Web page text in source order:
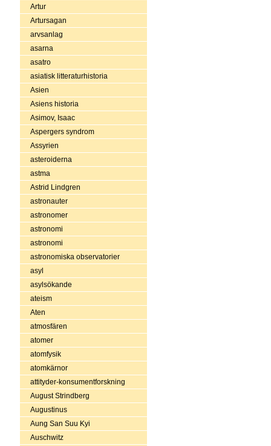
Artur
Artursagan
arvsanlag
asarna
asatro
asiatisk litteraturhistoria
Asien
Asiens historia
Asimov, Isaac
Aspergers syndrom
Assyrien
asteroiderna
astma
Astrid Lindgren
astronauter
astronomer
astronomi
astronomi
astronomiska observatorier
asyl
asylsökande
ateism
Aten
atmosfären
atomer
atomfysik
atomkärnor
attityder-konsumentforskning
August Strindberg
Augustinus
Aung San Suu Kyi
Auschwitz